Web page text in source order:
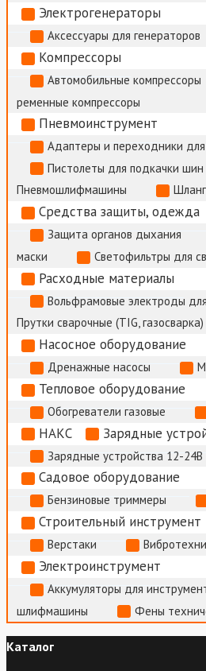
Электрогенераторы
Аксессуары для генераторов
Компрессоры
Автомобильные компрессоры
ременные компрессоры
Пневмоинструмент
Адаптеры и переходники
Пистолеты для подкачки шин
Пневмошлифмашины
Средства защиты, одежда
Защита органов дыхания
маски
Светофильтры для
Расходные материалы
Вольфрамовые электроды
Прутки сварочные (TIG, газосварка)
Насосное оборудование
Дренажные насосы
Тепловое оборудование
Обогреватели газовые
НАКС Зарядные
Зарядные устройства 12-24В
Садовое оборудование
Бензиновые триммеры
Строительный инструмент
Верстаки
Электроинструмент
Аккумуляторы для
шлифмашины
Фены
Каталог